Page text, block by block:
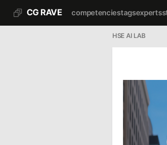
CG RAVE competenciestagsexperts
HSE AI LAB